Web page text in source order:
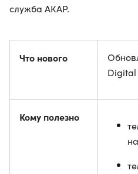
служба АКАР.
Что нового
Digital
Кому полезно